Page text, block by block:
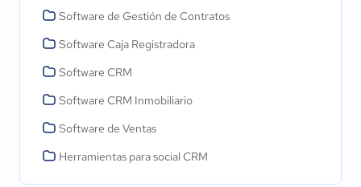
Software de Gestión de Contratos
Software Caja Registradora
Software CRM
Software CRM Inmobiliario
Software de Ventas
Herramientas para social CRM